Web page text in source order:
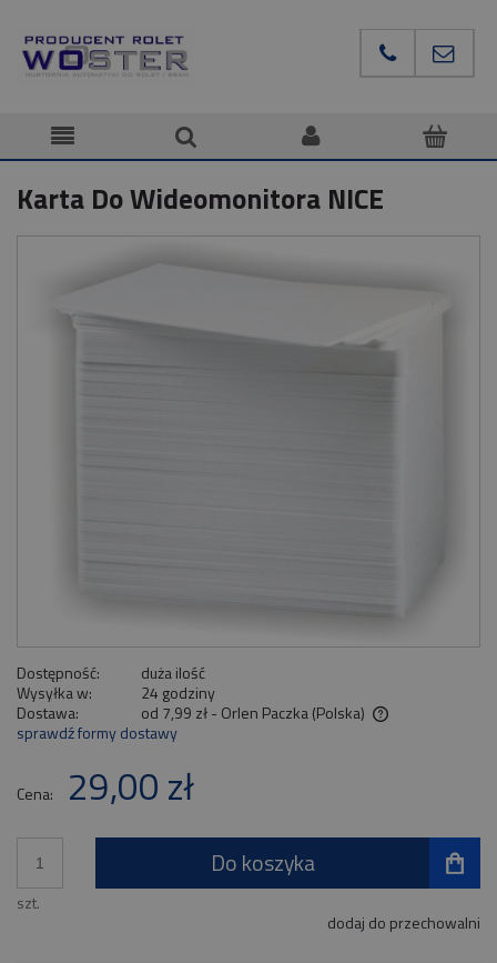
Karta Do Wideomonitora NICE
Dostępność:
duża ilość
Wysyłka w:
24 godziny
Dostawa:
od 7,99 zł - Orlen Paczka (Polska)
Cena nie zawiera ewentualnych kosztów płatności
sprawdź formy dostawy
Cena: 29,00 zł
szt.
Do koszyka
dodaj do przechowalni